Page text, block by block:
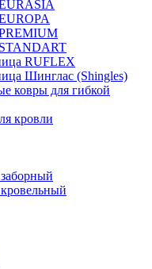
RUFLEX
Шинглас (Shingles)
ковры для гибкой
кровли